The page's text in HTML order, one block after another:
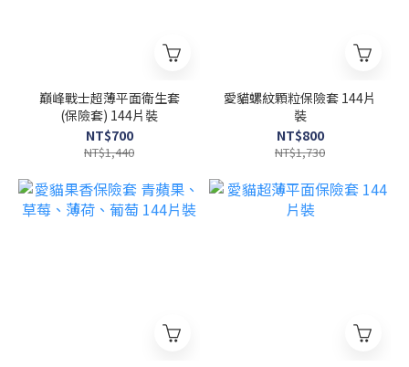
巔峰戰士超薄平面衛生套
(保險套) 144片裝
NT$700
NT$1,440
愛貓螺紋顆粒保險套 144片
裝
NT$800
NT$1,730